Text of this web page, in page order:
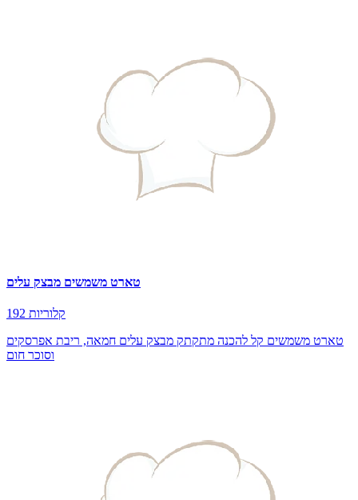
טארט משמשים מבצק עלים
192 קלוריות
טארט משמשים קל להכנה מתקתק מבצק עלים חמאה, ריבת אפרסקים
וסוכר חום